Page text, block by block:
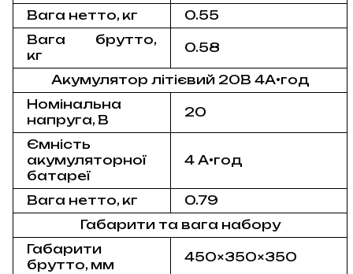
Вага нетто, кг
0.55
Вага брутто,
кг
0.58
Акумулятор літієвий 20В 4А•год
Номінальна
напруга, В
20
Ємність
акумуляторної
батареї
4 А•год
Вага нетто, кг
0.79
Габарити та вага набору
Габарити
брутто, мм
450×350×350